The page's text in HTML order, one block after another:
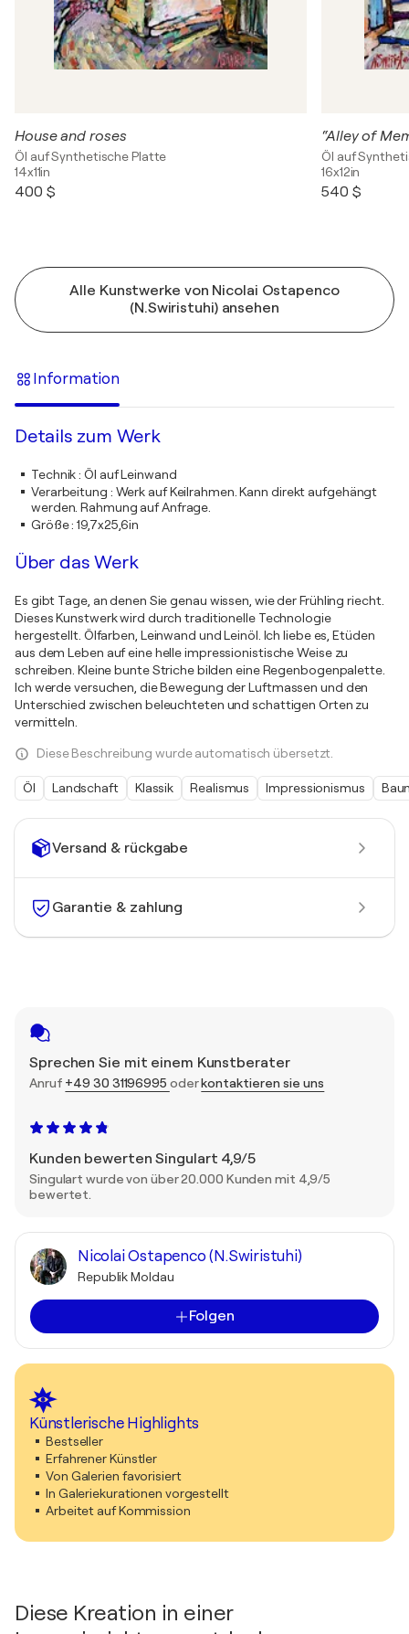
Versand & rückgabe
Garantie & zahlung
Sprechen Sie mit einem Kunstberater
Anruf +49 30 31196995 oderkontaktieren sie uns
Kunden bewerten Singulart 4,9/5
Singulart wurde von über 20.000 Kunden mit 4,9/5
bewertet.
Nicolai Ostapenco (N.Swiristuhi)
Republik Moldau
Folgen
Künstlerische Highlights
Bestseller
Erfahrener Künstler
Von Galerien favorisiert
In Galeriekurationen vorgestellt
Arbeitet auf Kommission
Diese Kreation in einer
House and roses
Öl auf Synthetische Platte
14x11in
400 $
“Alley of
Öl auf
16x12in
540 $
Alle Kunstwerke von Nicolai Ostapenco
(N.Swiristuhi) ansehen
Information
Details zum Werk
Technik:Öl auf Leinwand
Verarbeitung : Werk auf Keilrahmen. Kann direkt aufgehängt
werden. Rahmung auf Anfrage.
Größe:19,7x25,6in
Über das Werk
Es gibt Tage, an denen Sie genau wissen, wie der Frühling riecht.
Dieses Kunstwerk wird durch traditionelle Technologie
hergestellt. Ölfarben, Leinwand und Leinöl. Ich liebe es, Etüden
aus dem Leben auf eine helle impressionistische Weise zu
schreiben. Kleine bunte Striche bilden eine Regenbogenpalette.
Ich werde versuchen, die Bewegung der Luftmassen und den
Unterschied zwischen beleuchteten und schattigen Orten zu
vermitteln.
Diese Beschreibung wurde automatisch übersetzt.
Öl Landschaft Klassik Realismus Impressionismus